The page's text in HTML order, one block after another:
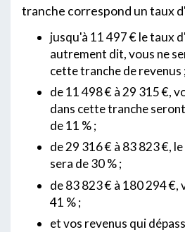
tranche correspond un taux
jusqu'à 11 497 € le taux
autrement dit, vous ne
cette tranche de revenus
de 11 498 € à 29 315 €,
dans cette tranche
de 11 % ;
de 29 316 € à 83 823 €,
sera de 30 % ;
de 83 823 € à 180 294 €,
41 % ;
et vos revenus qui